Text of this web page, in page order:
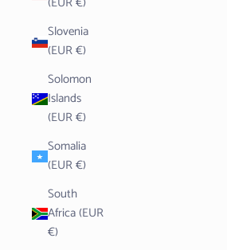
Slovenia
(EUR €)
Solomon
Islands
(EUR €)
Somalia
(EUR €)
South
Africa (EUR
€)